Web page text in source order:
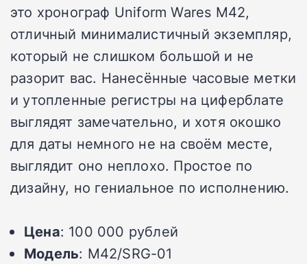
это хронограф Uniform Wares M42,
отличный минималистичный экземпляр,
который не слишком большой и не
разорит вас. Нанесённые часовые метки
и утопленные регистры на циферблате
выглядят замечательно, и хотя окошко
для даты немного не на своём месте,
выглядит оно неплохо. Простое по
дизайну, но гениальное по исполнению.
Цена: 100 000 рублей
Модель: M42/SRG-01